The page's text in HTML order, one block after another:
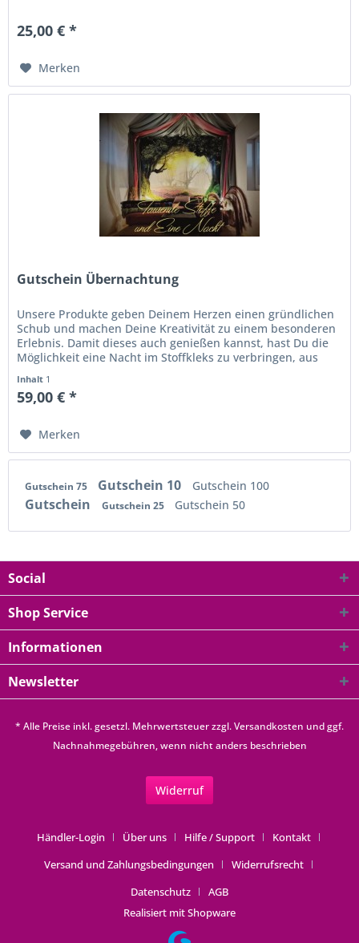
25,00 € *
Merken
Gutschein Übernachtung
Unsere Produkte geben Deinem Herzen einen gründlichen
Schub und machen Deine Kreativität zu einem besonderen
Erlebnis. Damit dieses auch genießen kannst, hast Du die
Möglichkeit eine Nacht im Stoffkleks zu verbringen, aus
Inhalt 1
59,00 € *
Merken
Gutschein 75 Gutschein 10 Gutschein 100
Gutschein Gutschein 25 Gutschein 50
Social
Shop Service
Informationen
Newsletter
* Alle Preise inkl. gesetzl. Mehrwertsteuer zzgl.Versandkosten und ggf.
Nachnahmegebühren, wenn nicht anders beschrieben
Widerruf
Händler-Login Über uns Hilfe / Support
Kontakt
Versand und Zahlungsbedingungen
Widerrufsrecht
Datenschutz
AGB
Realisiert mit Shopware